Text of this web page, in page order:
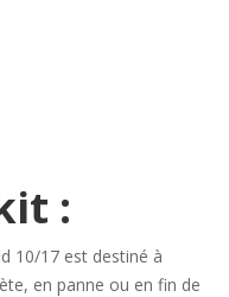
:
10/17 est destiné à
en panne ou en fin de